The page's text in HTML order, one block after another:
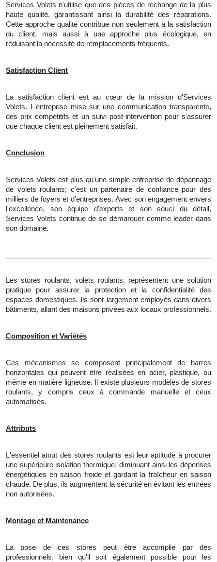
Services Volets n'utilise que des pièces de rechange de la plus
haute qualité, garantissant ainsi la durabilité des réparations.
Cette approche qualité contribue non seulement à la satisfaction
du client, mais aussi à une approche plus écologique, en
réduisant la nécessité de remplacements fréquents.
Satisfaction Client
La satisfaction client est au cœur de la mission d'Services
Volets. L'entreprise mise sur une communication transparente,
des prix compétitifs et un suivi post-intervention pour s'assurer
que chaque client est pleinement satisfait.
Conclusion
Services Volets est plus qu'une simple entreprise de dépannage
de volets roulants; c'est un partenaire de confiance pour des
milliers de foyers et d'entreprises. Avec son engagement envers
l'excellence, son équipe d'experts et son souci du détail,
Services Volets continue de se démarquer comme leader dans
son domaine.
Les stores roulants, volets roulants, représentent une solution
pratique pour assurer la protection et la confidentialité des
espaces domestiques. Ils sont largement employés dans divers
bâtiments, allant des maisons privées aux locaux professionnels.
Composition et Variétés
Ces mécanismes se composent principalement de barres
horizontales qui peuvent être réalisées en acier, plastique, ou
même en matière ligneuse. Il existe plusieurs modèles de stores
roulants, y compris ceux à commande manuelle et ceux
automatisés.
Attributs
L'essentiel atout des stores roulants est leur aptitude à procurer
une supérieure isolation thermique, diminuant ainsi les dépenses
énergétiques en saison froide et gardant la fraîcheur en saison
chaude. De plus, ils augmentent la sécurité en évitant les entrées
non autorisées.
Montage et Maintenance
La pose de ces stores peut être accomplie par des
professionnels, bien qu'il soit également possible pour les